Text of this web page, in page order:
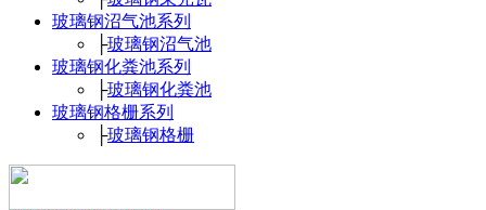
玻璃钢沼气池系列
├玻璃钢沼气池
玻璃钢化粪池系列
├玻璃钢化粪池
玻璃钢格栅系列
├玻璃钢格栅